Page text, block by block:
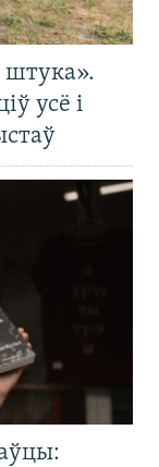
штука».
усё і